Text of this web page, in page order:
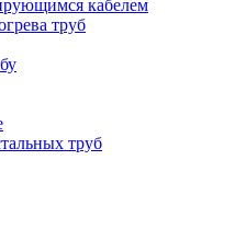
кабелем
труб
труб